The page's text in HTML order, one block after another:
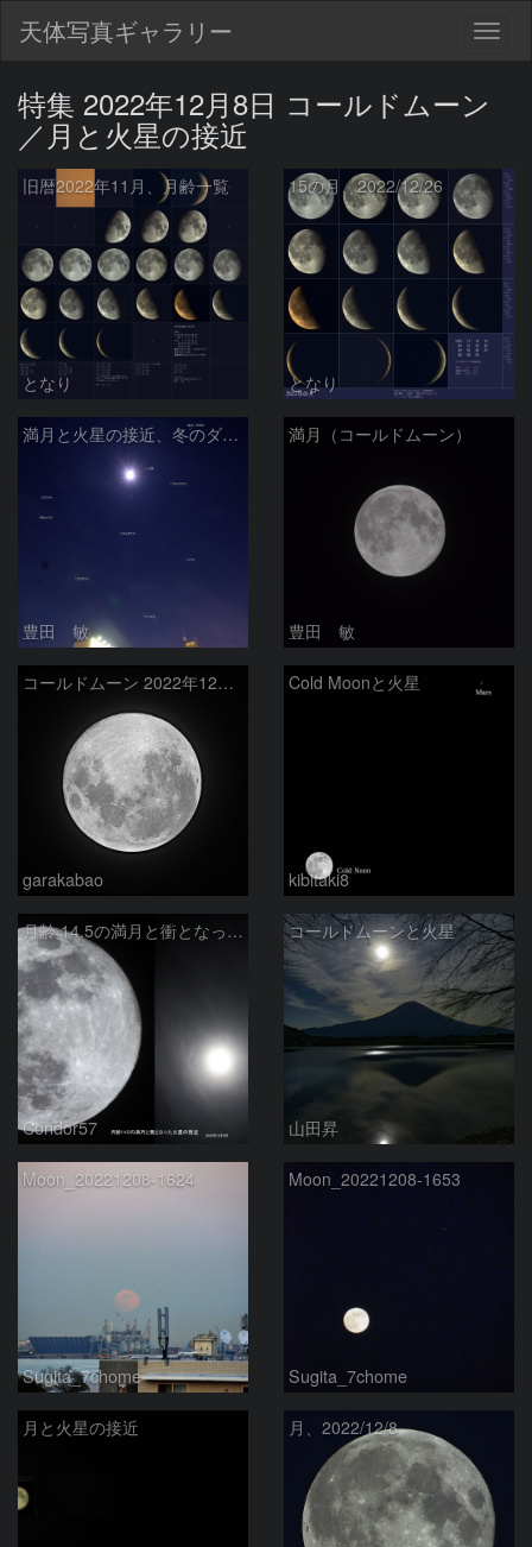
天体写真ギャラリー
特集 2022年12月8日 コールドムーン
／月と火星の接近
旧暦2022年11月、月齢一覧
となり
15の月、2022/12/26
となり
満月と火星の接近、冬のダイヤモンド
豊田 敏
満月（コールドムーン）
豊田 敏
コールドムーン 2022年12月8日
garakabao
Cold Moonと火星
kibitaki8
月齢 14.5の満月と衝となった火星の接近
Condor57
コールドムーンと火星
山田昇
Moon_20221208-1624
Sugita_7chome
Moon_20221208-1653
Sugita_7chome
月と火星の接近 月、2022/12/8